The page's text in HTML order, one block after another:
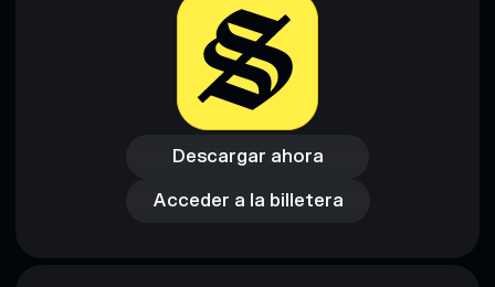
Descargar ahora
Descargar ahora
Acceder a la billetera
Acceder a la billetera